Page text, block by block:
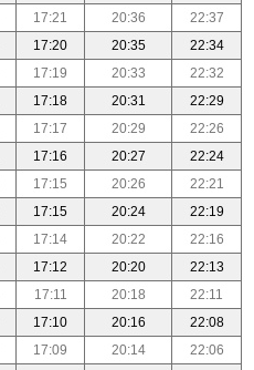
17:21 20:36
22:37
17:20 20:35
22:34
17:19 20:33
22:32
17:18 20:31
22:29
17:17 20:29
22:26
17:16 20:27
22:24
17:15 20:26
22:21
17:15 20:24
22:19
17:14 20:22
22:16
17:12 20:20
22:13
17:11 20:18
22:11
17:10 20:16
22:08
17:09 20:14
22:06